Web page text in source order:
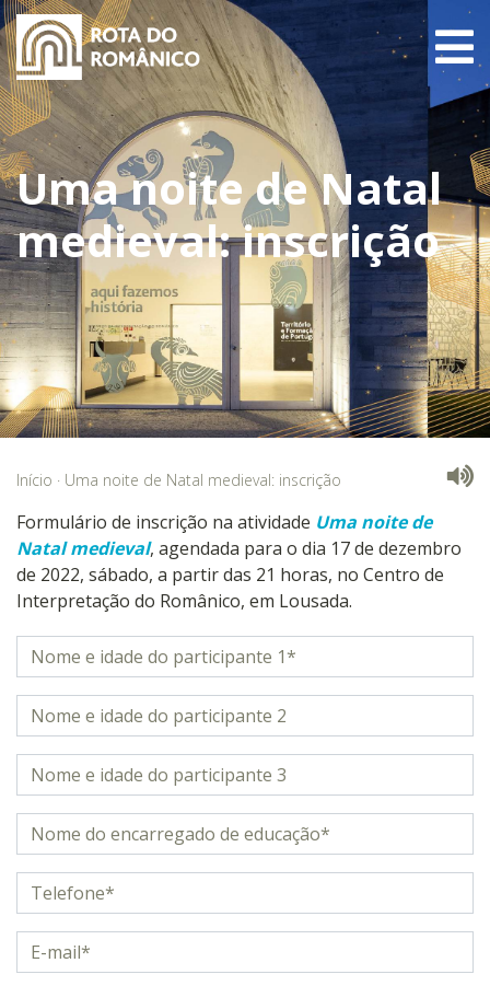
Uma noite de Natal
medieval: inscrição
Início · Uma noite de Natal medieval: inscrição
Formulário de inscrição na atividade Uma noite de
Natal medieval, agendada para o dia 17 de dezembro
de 2022, sábado, a partir das 21 horas, no Centro de
Interpretação do Românico, em Lousada.